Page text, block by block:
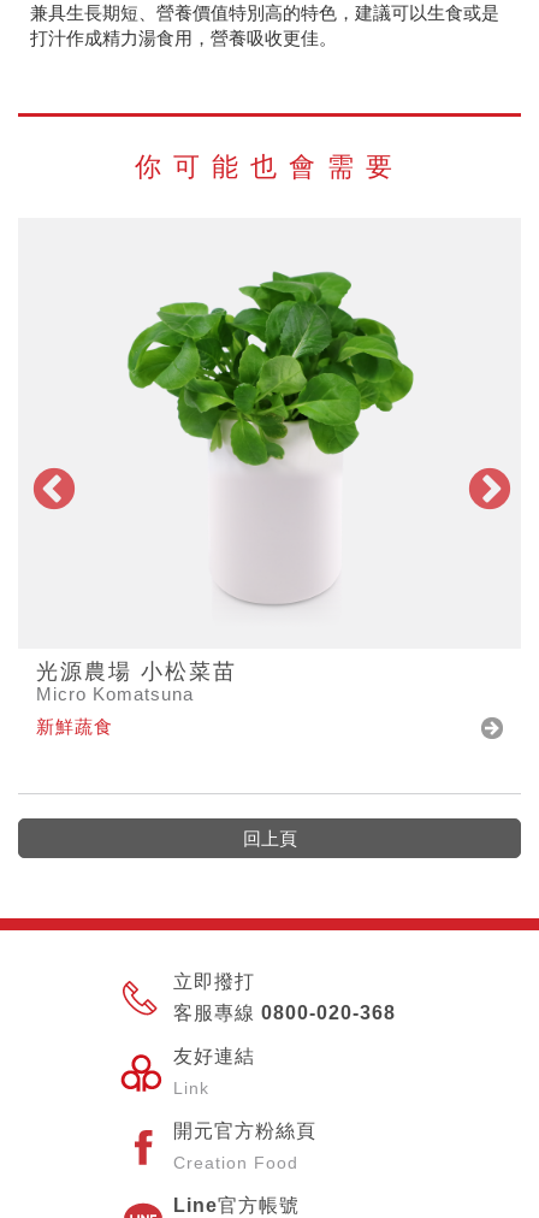
兼具生長期短、營養價值特別高的特色，建議可以生食或是
打汁作成精力湯食用，營養吸收更佳。
你可能也會需要
光源農場 小松菜苗
Micro Komatsuna
新鮮蔬食
回上頁
立即撥打
客服專線 0800-020-368
友好連結
Link
開元官方粉絲頁
Creation Food
Line官方帳號